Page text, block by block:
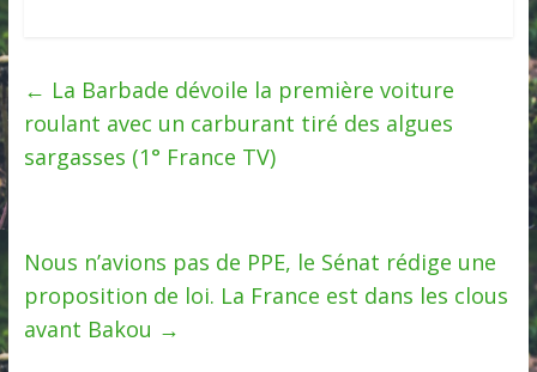
← La Barbade dévoile la première voiture
roulant avec un carburant tiré des algues
sargasses (1° France TV)
Nous n’avions pas de PPE, le Sénat rédige une
proposition de loi. La France est dans les clous
avant Bakou →